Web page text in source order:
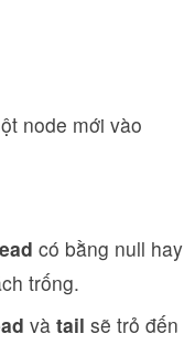
node mới vào
có bằng null hay
trống.
và tail sẽ trỏ đến